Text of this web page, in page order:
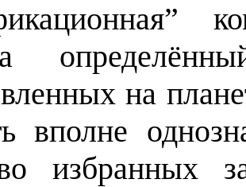
на
вполне
избранных